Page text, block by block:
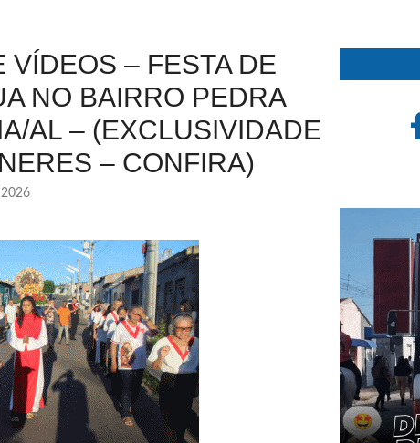
VÍDEOS – FESTA DE
NO BAIRRO PEDRA
AL – (EXCLUSIVIDADE
– CONFIRA)